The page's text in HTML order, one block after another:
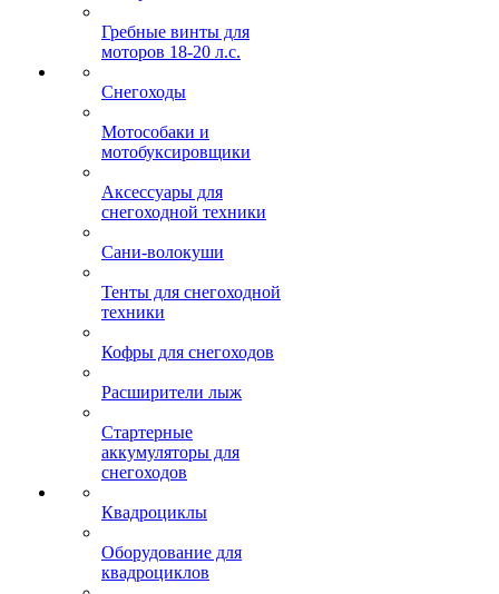
Гребные винты для
моторов 18-20 л.с.
Снегоходы
Мотособаки и
мотобуксировщики
Аксессуары для
снегоходной техники
Сани-волокуши
Тенты для снегоходной
техники
Кофры для снегоходов
Расширители лыж
Стартерные
аккумуляторы для
снегоходов
Квадроциклы
Оборудование для
квадроциклов